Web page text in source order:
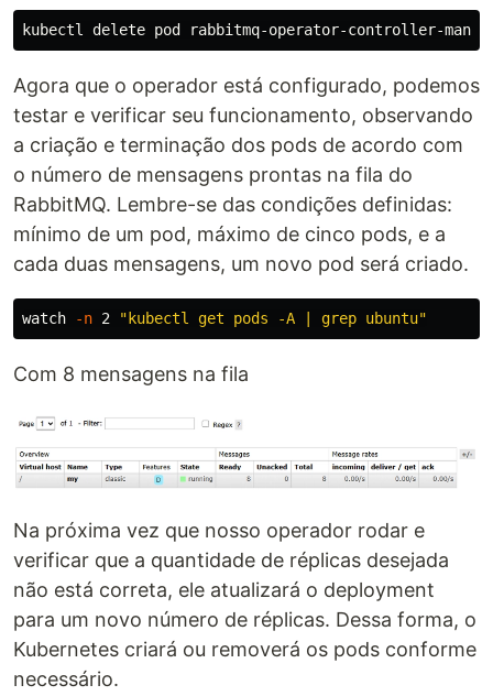
kubectl delete pod rabbitmq-operator-controller-
Agora que o operador está configurado, podemos
testar e verificar seu funcionamento, observando
a criação e terminação dos pods de acordo com
o número de mensagens prontas na fila do
RabbitMQ. Lembre-se das condições definidas:
mínimo de um pod, máximo de cinco pods, e a
cada duas mensagens, um novo pod será criado.
watch -n 2 "kubectl get pods -A | grep ubuntu"
Com 8 mensagens na fila
Na próxima vez que nosso operador rodar e
verificar que a quantidade de réplicas desejada
não está correta, ele atualizará o deployment
para um novo número de réplicas. Dessa forma, o
Kubernetes criará ou removerá os pods conforme
necessário.